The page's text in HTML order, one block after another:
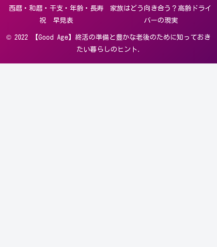
西暦・和暦・干支・年齢・長寿
祝 早見表
家族はどう向き合う？高齢ドライ
バーの現実
© 2022 【Good Age】終活の準備と豊かな老後のために知っておき
たい暮らしのヒント.